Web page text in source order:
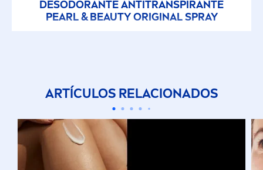
DESODORANTE ANTITRANSPIRANTE
PEARL&BEAUTY ORIGINALSPRAY
ARTÍCULOS RELACIONADOS